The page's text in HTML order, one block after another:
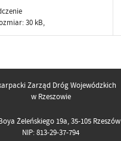
30 kB,
Zarząd Dróg Wojewódzkich
w Rzeszowie
Żeleńskiego 19a, 35-105 Rzeszów
NIP: 813-29-37-794